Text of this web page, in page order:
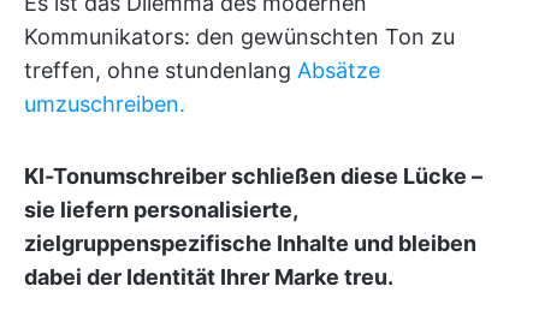
Kommunikators: den gewünschten Ton zu
treffen, ohne stundenlang Absätze
umzuschreiben.
KI-Tonumschreiber schließen diese Lücke –
sie liefern personalisierte,
zielgruppenspezifische Inhalte und bleiben
dabei der Identität Ihrer Marke treu.